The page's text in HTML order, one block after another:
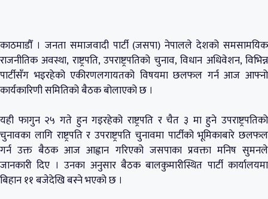
काठमाडौँ । जनता समाजवादी पार्टी (जसपा) नेपालले देशको समसामयिक
राजनीतिक अवस्था, राष्ट्रपति, उपराष्ट्रपतिको चुनाव, विधान अधिवेशन, विभिन्न
पार्टीसँग भइरहेको एकीरणलगायतको विषयमा छलफल गर्न आज आफ्नो
कार्यकारिणी समितिको बैठक बोलाएको छ ।
यही फागुन २५ गते हुन गइरहेको राष्ट्रपति र चैत ३ मा हुने उपराष्ट्रपतिको
चुनावका लागि राष्ट्रपति र उपराष्ट्रपति चुनावमा पार्टीको भूमिकाबारे छलफल
गर्न उक्त बैठक आज आह्वान गरिएको जसपाका प्रवक्ता मनिष सुमनले
जानकारी दिए । उनका अनुसार बैठक बालकुमारीस्थित पार्टी कार्यालयमा
बिहान ११ बजेदेखि बस्ने भएको छ ।